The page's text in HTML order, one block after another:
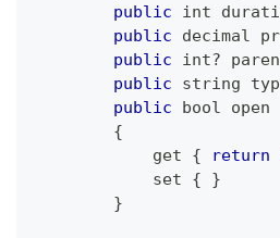
public int
public decimal
public int?
public string
public bool open
{
            get
{ return
            set
{
}
}